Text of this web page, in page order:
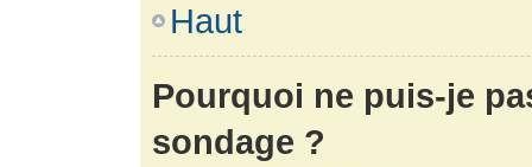
Haut
Pourquoi ne puis-je
sondage ?